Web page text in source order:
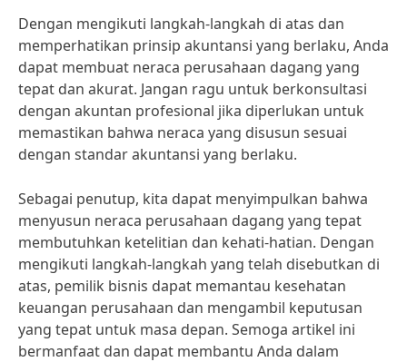
Dengan mengikuti langkah-langkah di atas dan
memperhatikan prinsip akuntansi yang berlaku, Anda
dapat membuat neraca perusahaan dagang yang
tepat dan akurat. Jangan ragu untuk berkonsultasi
dengan akuntan profesional jika diperlukan untuk
memastikan bahwa neraca yang disusun sesuai
dengan standar akuntansi yang berlaku.
Sebagai penutup, kita dapat menyimpulkan bahwa
menyusun neraca perusahaan dagang yang tepat
membutuhkan ketelitian dan kehati-hatian. Dengan
mengikuti langkah-langkah yang telah disebutkan di
atas, pemilik bisnis dapat memantau kesehatan
keuangan perusahaan dan mengambil keputusan
yang tepat untuk masa depan. Semoga artikel ini
bermanfaat dan dapat membantu Anda dalam